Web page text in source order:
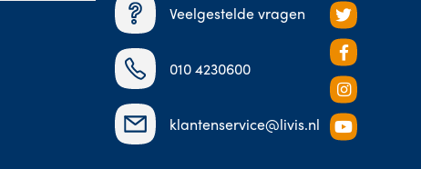
Veelgestelde vragen
010 4230600
klantenservice@livis.nl